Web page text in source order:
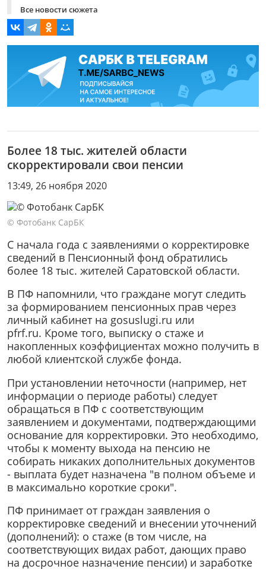
Все новости сюжета
Более 18 тыс. жителей области
скорректировали свои пенсии
13:49, 26 ноября 2020
© Фотобанк СарБК
С начала года с заявлениями о корректировке
сведений в Пенсионный фонд обратились
более 18 тыс. жителей Саратовской области.
В ПФ напомнили, что граждане могут следить
за формированием пенсионных прав через
личный кабинет на gosuslugi.ru или
pfrf.ru. Кроме того, выписку о стаже и
накопленных коэффициентах можно получить в
любой клиентской службе фонда.
При установлении неточности (например, нет
информации о периоде работы) следует
обращаться в ПФ с соответствующим
заявлением и документами, подтверждающими
основание для корректировки. Это необходимо,
чтобы к моменту выхода на пенсию не
собирать никаких дополнительных документов
- выплата будет назначена "в полном объеме и
в максимально короткие сроки".
ПФ принимает от граждан заявления о
корректировке сведений и внесении уточнений
(дополнений): о стаже (в том числе, на
соответствующих видах работ, дающих право
на досрочное назначение пенсии) и заработке